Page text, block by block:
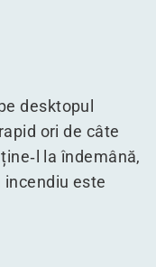
desktopul
ori de câte
la îndemână,
incendiu este